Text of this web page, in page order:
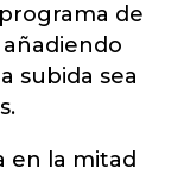
de
subida sea
en la mitad